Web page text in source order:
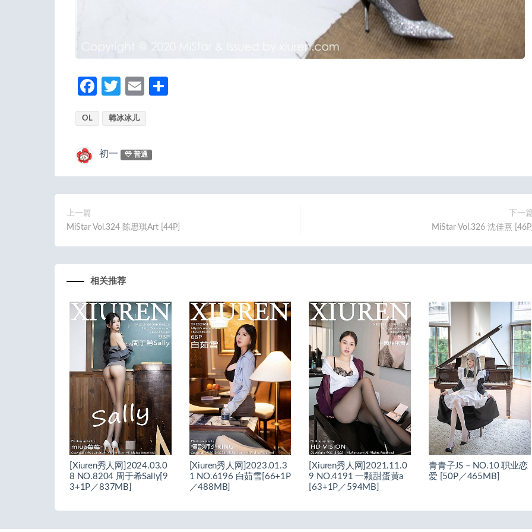
Fa
b
o
k
T
itt
E
ail
OL 韩冰冰儿
初一 普通
上一篇
MiStar Vol.324 陈思琪Art [44P]
下一
MiStar Vol.326 沈佳熹
相关推荐
[Xiuren秀人网]2024.03.0
8 NO.8204 周于希Sally[9
3+1P／837MB]
[Xiuren秀人网]2023.01.3
1 NO.6196 白茹雪[66+1P
／488MB]
[Xiuren秀人网]2021.11.0
9 NO.4191 一颗甜蛋黄a
[63+1P／594MB]
青青子JS – NO.10 职业恋
爱 [50P／465MB]